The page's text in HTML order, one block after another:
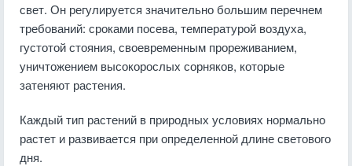
свет. Он регулируется значительно большим перечнем
требований: сроками посева, температурой воздуха,
густотой стояния, своевременным прореживанием,
уничтожением высокорослых сорняков, которые
затеняют растения.
Каждый тип растений в природных условиях нормально
растет и развивается при определенной длине светового
дня.